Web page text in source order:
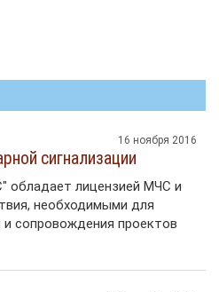
16 ноября 2016
сигнализации
обладает лицензией МЧС и
необходимыми для
сопровождения проектов